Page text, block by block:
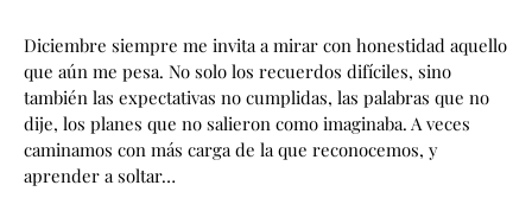
Diciembre siempre me invita a mirar con honestidad aquello
que aún me pesa. No solo los recuerdos difíciles, sino
también las expectativas no cumplidas, las palabras que no
dije, los planes que no salieron como imaginaba. A veces
caminamos con más carga de la que reconocemos, y
aprender a soltar…